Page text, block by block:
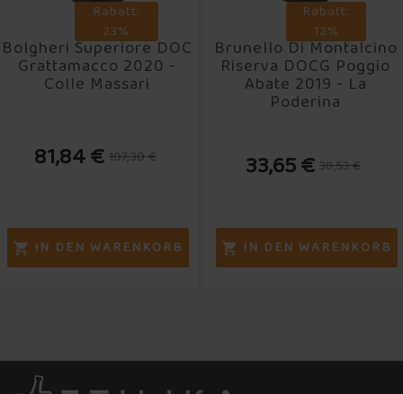
Bolgheri Superiore DOC
Grattamacco 2020 -
Colle Massari
81,84 € 107,30 €
Rabatt:
23%
 IN DEN WARENKORB
Brunello Di Montalcino
Riserva DOCG Poggio
Abate 2019 - La
Poderina
33,65 € 38,53 €
Rabatt:
12%
 IN DEN WARENKORB